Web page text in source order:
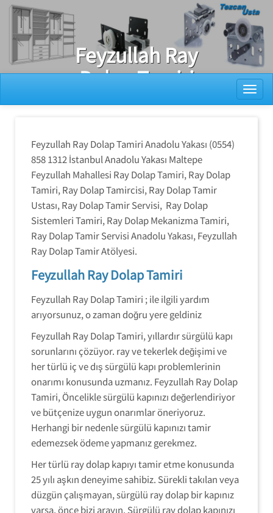
Ray Dolap Tamiri
Feyzullah Ray
Dolap Tamiri
Feyzullah Ray Dolap Tamiri Anadolu Yakası (0554)
858 1312 İstanbul Anadolu Yakası Maltepe
Feyzullah Mahallesi Ray Dolap Tamiri, Ray Dolap
Tamiri, Ray Dolap Tamircisi, Ray Dolap Tamir
Ustası, Ray Dolap Tamir Servisi, Ray Dolap
Sistemleri Tamiri, Ray Dolap Mekanizma Tamiri,
Ray Dolap Tamir Servisi Anadolu Yakası, Feyzullah
Ray Dolap Tamir Atölyesi.
Feyzullah Ray Dolap Tamiri
Feyzullah Ray Dolap Tamiri ; ile ilgili yardım
arıyorsunuz, o zaman doğru yere geldiniz
Feyzullah Ray Dolap Tamiri, yıllardır sürgülü kapı
sorunlarını çözüyor. ray ve tekerlek değişimi ve
her türlü iç ve dış sürgülü kapı problemlerinin
onarımı konusunda uzmanız. Feyzullah Ray Dolap
Tamiri, Öncelikle sürgülü kapınızı değerlendiriyor
ve bütçenize uygun onarımlar öneriyoruz.
Herhangi bir nedenle sürgülü kapınızı tamir
edemezsek ödeme yapmanız gerekmez.
Her türlü ray dolap kapıyı tamir etme konusunda
25 yılı aşkın deneyime sahibiz. Sürekli takılan veya
düzgün çalışmayan, sürgülü ray dolap bir kapınız
varsa, önce bizi arayın. Sürgülü ray dolap kapınızı